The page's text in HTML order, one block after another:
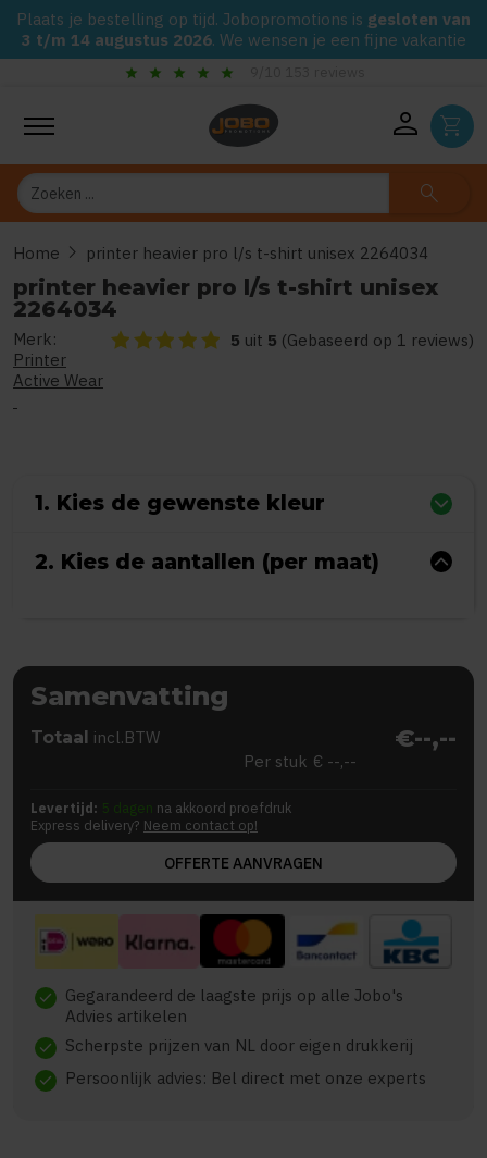
Plaats je bestelling op tijd. Jobopromotions is gesloten van
3 t/m 14 augustus 2026. We wensen je een fijne vakantie
Gegarandeerd de laagste prijs op alle Jobo's Advies artikelen
person shopping_cart
Zoeken search
Home chevron_right printer heavier pro l/s t-shirt unisex 2264034
printer heavier pro l/s t-shirt unisex
2264034
Merk:
Printer
Active Wear
De beoordeling van dit product is5 van de 5
5 uit 5 (Gebaseerd op 1 reviews)
1. Kies de gewenste kleur
2. Kies de aantallen (per maat)
Samenvatting
Totaal incl.BTW €--,--
Per stuk € --,--
Levertijd: 5 dagen na akkoord proefdruk
Express delivery? Neem contact op!
OFFERTE AANVRAGEN
check Gegarandeerd de laagste prijs op alle Jobo's
Advies artikelen
check Scherpste prijzen van NL door eigen drukkerij
check Persoonlijk advies: Bel direct met onze experts